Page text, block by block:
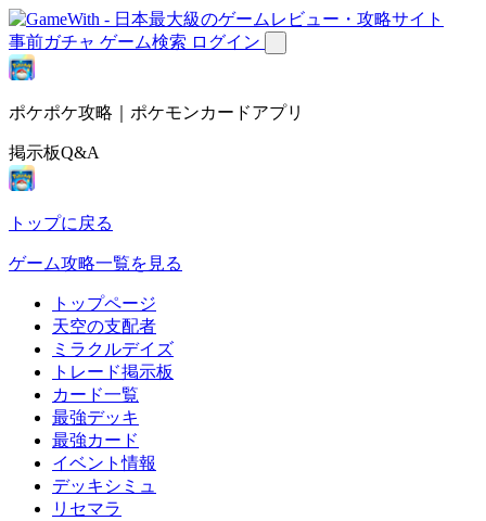
事前ガチャ ゲーム検索 ログイン
ポケポケ攻略｜ポケモンカードアプリ
掲示板Q&A
トップに戻る
ゲーム攻略一覧を見る
トップページ
天空の支配者
ミラクルデイズ
トレード掲示板
カード一覧
最強デッキ
最強カード
イベント情報
デッキシミュ
リセマラ